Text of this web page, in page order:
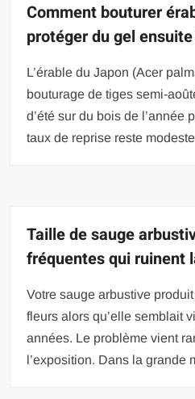
Comment bouturer
protéger du gel
L’érable du Japon (Acer
bouturage de tiges semi-
d’été sur du bois de l’année
taux de reprise reste
Taille de sauge
fréquentes qui ruinent
Votre sauge arbustive
fleurs alors qu’elle semblait
années. Le problème vient
l’exposition. Dans la grande